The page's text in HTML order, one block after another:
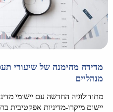
מדידה מהימנה של שיעורי
מנהליים
מתודולוגיה החדשה עם יישומי
יישום מיקרו-מדיניות אפקטיבית